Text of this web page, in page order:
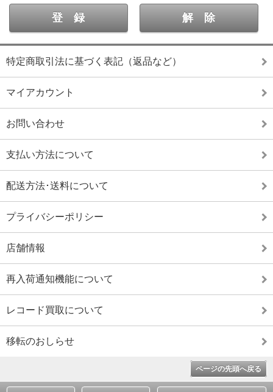
特定商取引法に基づく表記（返品など）
マイアカウント
お問い合わせ
支払い方法について
配送方法･送料について
プライバシーポリシー
店舗情報
再入荷通知機能について
レコード買取について
移転のおしらせ
ページの先頭へ戻る